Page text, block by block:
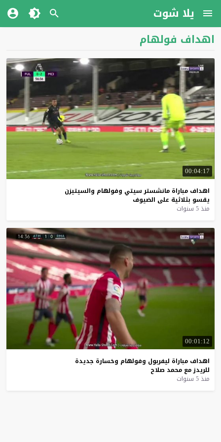
يلا شوت
اهداف فولهام
00:04:17
اهداف مباراة مانشستر سيتي وفولهام والسيتيزن
يقسو بثلاثية على الضيوف
منذ 5 سنوات
00:01:12
اهداف مباراة ليفربول وفولهام وخسارة جديدة
للريدزمع محمد صلاح
منذ 5 سنوات